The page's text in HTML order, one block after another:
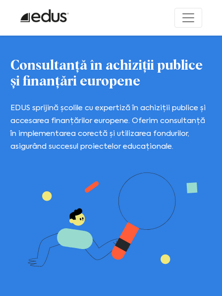
Consultanță în achiziții publice
și finanțări europene
EDUS sprijină școlile cu expertiză în achiziții publice și
accesarea finanțărilor europene. Oferim consultanță
în implementarea corectă și utilizarea fondurilor,
asigurând succesul proiectelor educaționale.